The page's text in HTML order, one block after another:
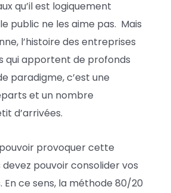
qu’il est logiquement
public ne les aime pas. Mais
l’histoire des entreprises
qui apportent de profonds
paradigme, c’est une
et un nombre
d’arrivées.
provoquer cette
pouvoir consolider vos
En ce sens, la méthode 80/20